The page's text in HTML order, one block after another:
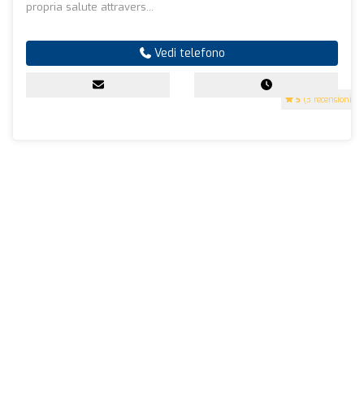
5 (3 recensioni)
propria salute attravers...
Vedi telefono